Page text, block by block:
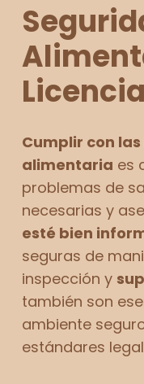
Cumplir con
alimentaria es
problemas de
necesarias y
esté bien
seguras de
inspección y
también son
ambiente
estándares